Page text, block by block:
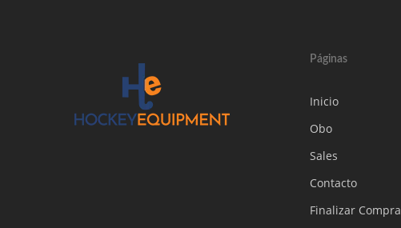
Páginas
Inicio
Obo
Sales
Contacto
Finalizar Compra